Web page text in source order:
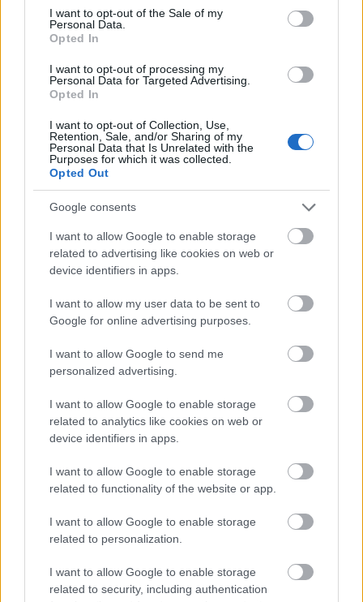
consent section.
I want to opt-out of the Sale of my
Personal Data.
Opted In
I want to opt-out of processing my
Personal Data for Targeted Advertising.
Opted In
I want to opt-out of Collection, Use,
Retention, Sale, and/or Sharing of my
Personal Data that Is Unrelated with the
Purposes for which it was collected.
Opted Out
Google consents
I want to allow Google to enable storage
related to advertising like cookies on web or
device identifiers in apps.
I want to allow my user data to be sent to
Google for online advertising purposes.
I want to allow Google to send me
personalized advertising.
I want to allow Google to enable storage
related to analytics like cookies on web or
device identifiers in apps.
I want to allow Google to enable storage
related to functionality of the website or app.
I want to allow Google to enable storage
related to personalization.
I want to allow Google to enable storage
related to security, including authentication
Amerika Zene
„NEM TÖBB EZER EMBERRE UTAZUNK, HANEM
EGY VÁLOGATOTT TÁRSASÁGRA”
ELSTARTOLT A MŰVÉSZETEK VÖLGYE
AZ EMBERSÉG ÜNNEPE
A hozzászólások avonatkozó jogszabályokértelmében felhasználói tartalomnak
minősülnek, értük aszolgáltatás technikai üzemeltetője semmilyen felelősséget